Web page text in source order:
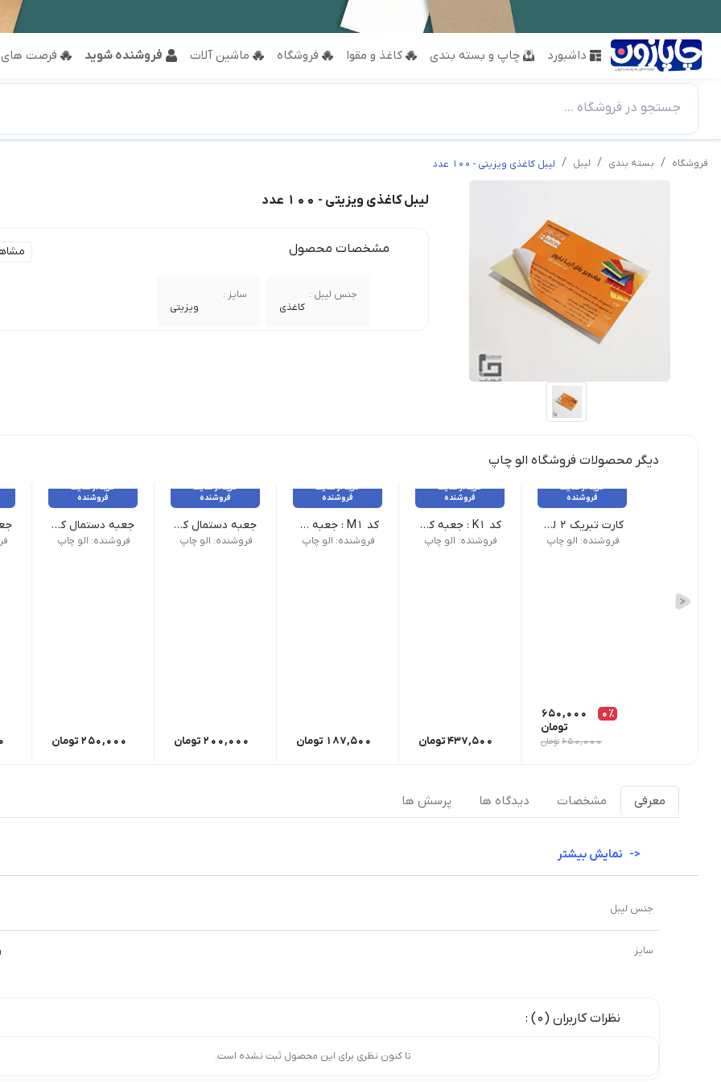
داشبورد چاپ و بسته بندی کاغذ و مقوا فروشگاه ماشین آلات فروشنده شوید فرصت
جستجو در فروشگاه ...
فروشگاه بسته بندی لیبل لیبل کاغذی ویزیتی - 100 عدد
لیبل کاغذی ویزیتی - 100 عدد
مشخصات محصول
جنس لیبل :
کاغذی
سایز :
ویزیتی
دیگر محصولات فروشگاه الو چاپ
خرید از سایت
فروشنده
کارت تبریک 2 لت 14*28 _ 100 عدد
فروشنده: الو چاپ
0٪
650,000
تومان
650,000 تومان
خرید از سایت
فروشنده
کد K1 : جعبه کیبوردی _ 25 عدد
فروشنده: الو چاپ
437,500تومان
خرید از سایت
فروشنده
کد M1 : جعبه دارویی _ 25 عدد
فروشنده: الو چاپ
187,500 تومان
خرید از سایت
فروشنده
جعبه دستمال کاغذی کوچک _ 20 عدد
فروشنده: الو چاپ
200,000 تومان
خرید از سایت
فروشنده
جعبه دستمال کاغذی متوسط _ 20 عدد
فروشنده: الو چاپ
250,000 تومان
معرفی مشخصات دیدگاه ها پرسش ها
جنس لیبل
سایز
نظرات کاربران (0) :
تا کنون نظری برای این محصول ثبت نشده است.